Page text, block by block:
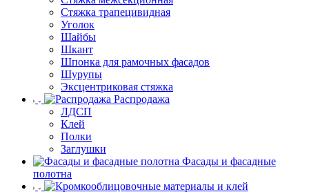
Стяжка трапецивидная
Уголок
Шайбы
Шкант
Шпонка для рамочных фасадов
Шурупы
Эксцентриковая стяжка
Распродажа
ЛДСП
Клей
Полки
Заглушки
Фасады и фасадные
полотна